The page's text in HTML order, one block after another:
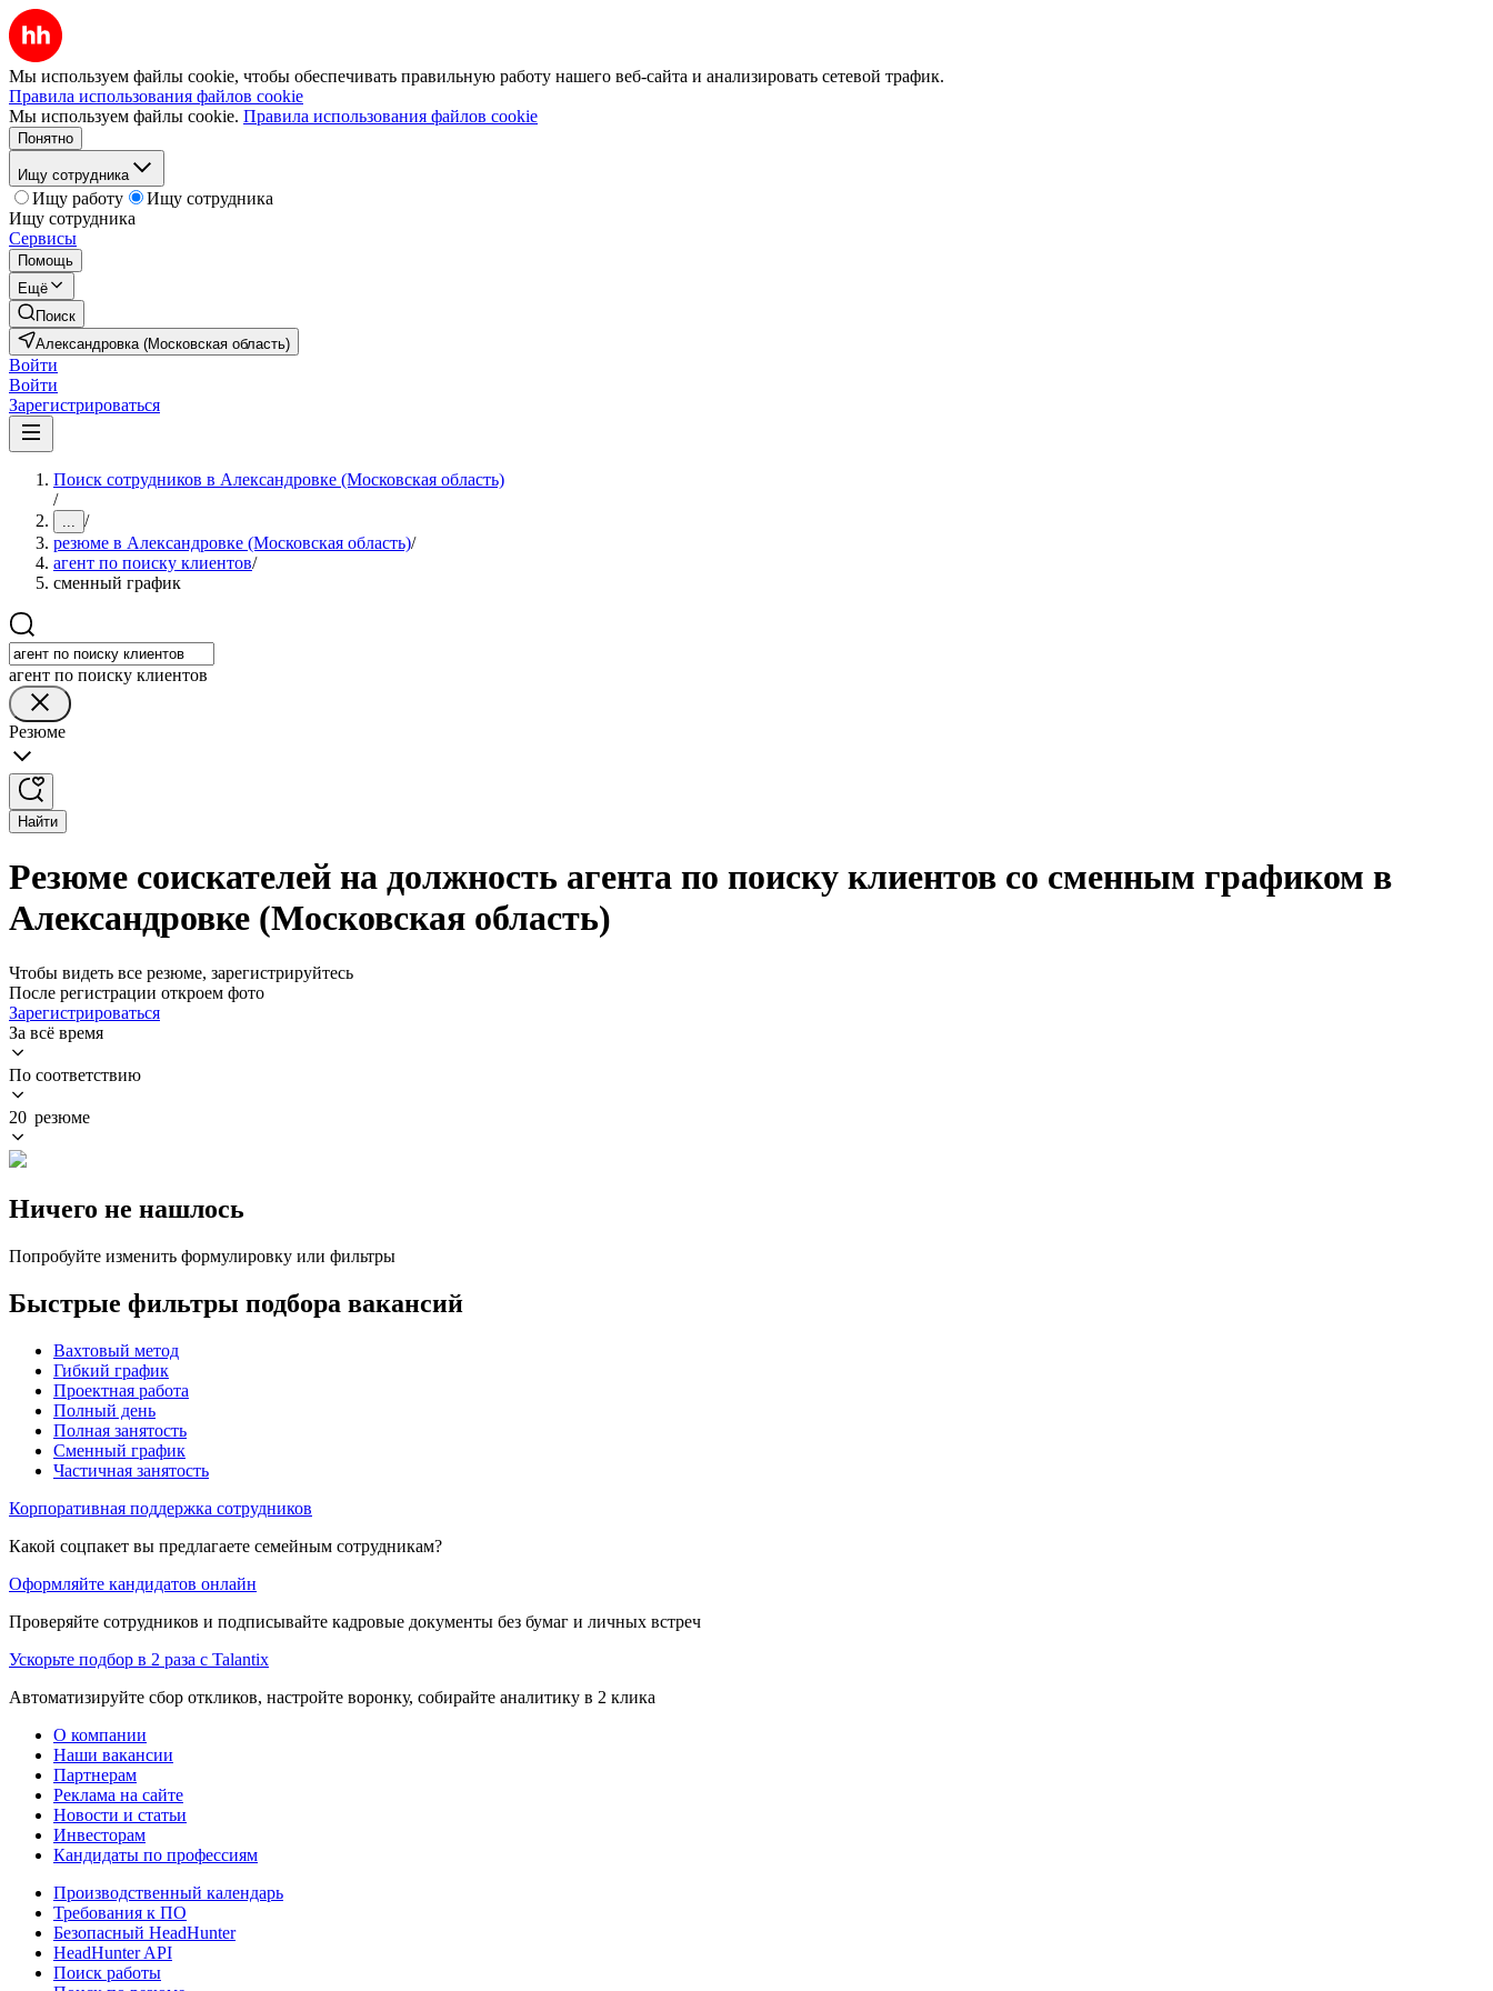
Мы используем файлы cookie, чтобы обеспечивать правильную работу нашего веб-сайта и анализировать сетевой трафик.
Правила использования файлов cookie
Мы используем файлы cookie. Правила использования файлов cookie
Понятно
Ищу сотрудника
Ищу работу
Ищу сотрудника
Ищу сотрудника
Сервисы
Помощь
Ещё
Поиск
Александровка (Московская область)
Войти
Войти
Зарегистрироваться
Поиск сотрудников в Александровке (Московская область)
/
... /
резюме в Александровке (Московская область)/
агент по поиску клиентов/
сменный график
агент по поиску клиентов
Резюме
Найти
Резюме соискателей на должность агента по поиску клиентов со сменным графиком в
Александровке (Московская область)
Чтобы видеть все резюме, зарегистрируйтесь
После регистрации откроем фото
Зарегистрироваться
За всё время
По соответствию
20 резюме
Ничего не нашлось
Попробуйте изменить формулировку или фильтры
Быстрые фильтры подбора вакансий
Вахтовый метод
Гибкий график
Проектная работа
Полный день
Полная занятость
Сменный график
Частичная занятость
Корпоративная поддержка сотрудников
Какой соцпакет вы предлагаете семейным сотрудникам?
Оформляйте кандидатов онлайн
Проверяйте сотрудников и подписывайте кадровые документы без бумаг и личных встреч
Ускорьте подбор в 2 раза с Talantix
Автоматизируйте сбор откликов, настройте воронку, собирайте аналитику в 2 клика
О компании
Наши вакансии
Партнерам
Реклама на сайте
Новости и статьи
Инвесторам
Кандидаты по профессиям
Производственный календарь
Требования к ПО
Безопасный HeadHunter
HeadHunter API
Поиск работы